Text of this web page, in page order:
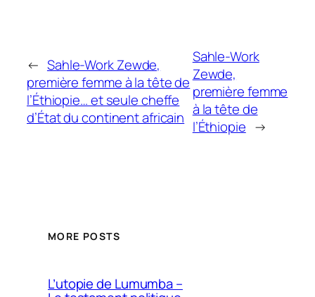
← Sahle-Work Zewde,
première femme à la tête de
l’Éthiopie… et seule cheffe
d’État du continent africain
Sahle-Work
Zewde,
première femme
à la tête de
l’Éthiopie →
MORE POSTS
L’utopie de Lumumba –